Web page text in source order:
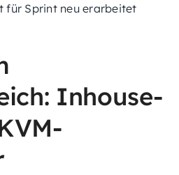
für Sprint neu erarbeitet
Inhouse-